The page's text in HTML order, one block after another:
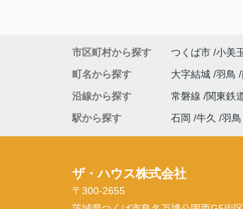
市区町村から探す つくば市 小美
町名から探す
大字結城 羽鳥
沿線から探す
常磐線 関東鉄
駅から探す
石岡 牛久 羽鳥
ザ・ハウス株式会社
〒300-2655